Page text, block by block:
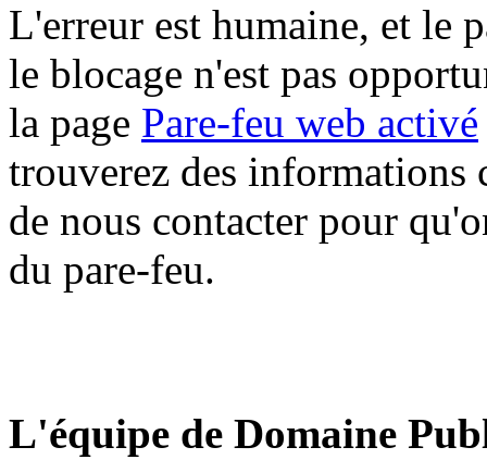
L'erreur est humaine, et le
le blocage n'est pas
la page Pare-feu web activé
trouverez des informations
de nous contacter pour
du pare-feu.
L'équipe de Domaine